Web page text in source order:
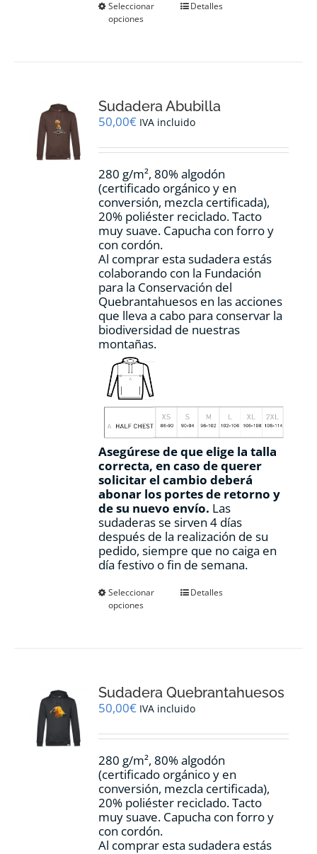
Seleccionar
opciones
Este
se
pueden
en
página
de
producto
Detalles
Sudadera Abubilla
50,00€ IVA incluido
280 g/m², 80% algodón
(certificado orgánico y en
conversión, mezcla certificada),
20% poliéster reciclado. Tacto
muy suave. Capucha con forro y
con cordón.
Al comprar esta sudadera estás
colaborando con la Fundación
para la Conservación del
Quebrantahuesos en las acciones
que lleva a cabo para conservar la
biodiversidad de nuestras
montañas.
Asegúrese de que elige la talla
correcta, en caso de querer
solicitar el cambio deberá
abonar los portes de retorno y
de su nuevo envío. Las
sudaderas se sirven 4 días
después de la realización de su
pedido, siempre que no caiga en
día festivo o fin de semana.
Seleccionar
opciones
Este
se
pueden
en
página
de
producto
Detalles
Sudadera Quebrantahuesos
50,00€ IVA incluido
280 g/m², 80% algodón
(certificado orgánico y en
conversión, mezcla certificada),
20% poliéster reciclado. Tacto
muy suave. Capucha con forro y
con cordón.
Al comprar esta sudadera estás